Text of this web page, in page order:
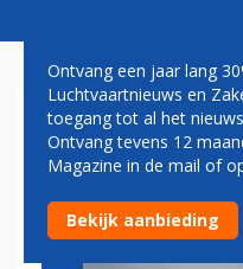
CORENDON
BASIS IN
Ontvang een jaar lang
Luchtvaartnieuws en
toegang tot al het
Ontvang tevens 12
Magazine in de mail of
Bekijk aanbieding